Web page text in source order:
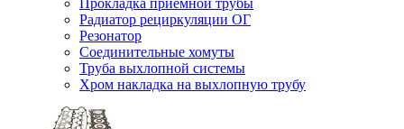
Прокладка приемной трубы
Радиатор рециркуляции ОГ
Резонатор
Соединительные хомуты
Труба выхлопной системы
Хром накладка на выхлопную трубу